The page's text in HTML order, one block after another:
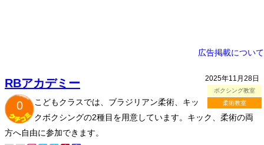
広告掲載について
2025年11月28日
ボクシング教室
柔術教室
RBアカデミー
0
こどもクラスでは、ブラジリアン柔術、キッ
クボクシングの2種目を用意しています。キック、柔術の両
方へ自由に参加できます。